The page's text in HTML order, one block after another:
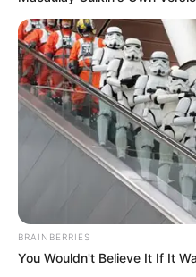
ΤΑΥΤΟΤΗΤΑ ΚΑΙ
© 2025 EVIANEWS
BRAINBERRIES
You Wouldn't Believe It If It